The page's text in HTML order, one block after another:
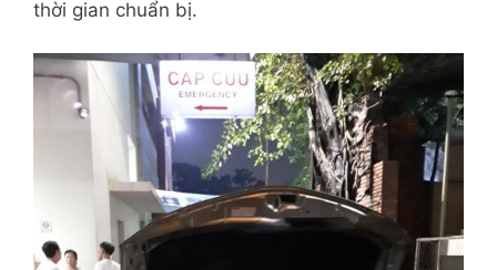
thời gian chuẩn bị.